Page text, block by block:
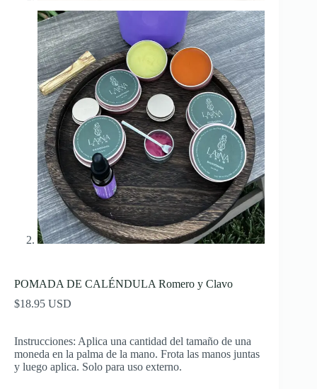
POMADA DE CALÉNDULA Romero y Clavo
$18.95
Instrucciones: Aplica una cantidad del tamaño de una
moneda en la palma de la mano. Frota las manos juntas
y luego aplica. Solo para uso externo.